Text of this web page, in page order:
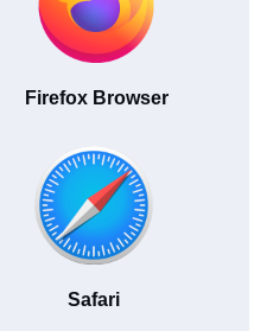
Firefox Browser
Safari